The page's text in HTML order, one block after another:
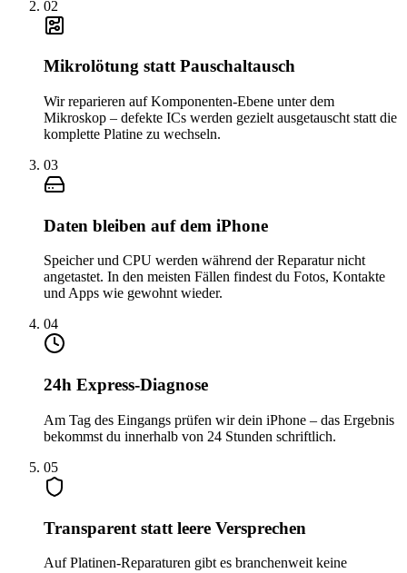
02
Mikrolötung statt Pauschaltausch
Wir reparieren auf Komponenten-Ebene unter dem
Mikroskop – defekte ICs werden gezielt ausgetauscht statt die
komplette Platine zu wechseln.
03
Daten bleiben auf dem iPhone
Speicher und CPU werden während der Reparatur nicht
angetastet. In den meisten Fällen findest du Fotos, Kontakte
und Apps wie gewohnt wieder.
04
24h Express-Diagnose
Am Tag des Eingangs prüfen wir dein iPhone – das Ergebnis
bekommst du innerhalb von 24 Stunden schriftlich.
05
Transparent statt leere Versprechen
Auf Platinen-Reparaturen gibt es branchenweit keine